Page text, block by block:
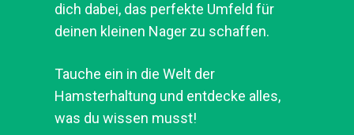
dich dabei, das perfekte Umfeld für
deinen kleinen Nager zu schaffen.
Tauche ein in die Welt der
Hamsterhaltung und entdecke alles,
was du wissen musst!